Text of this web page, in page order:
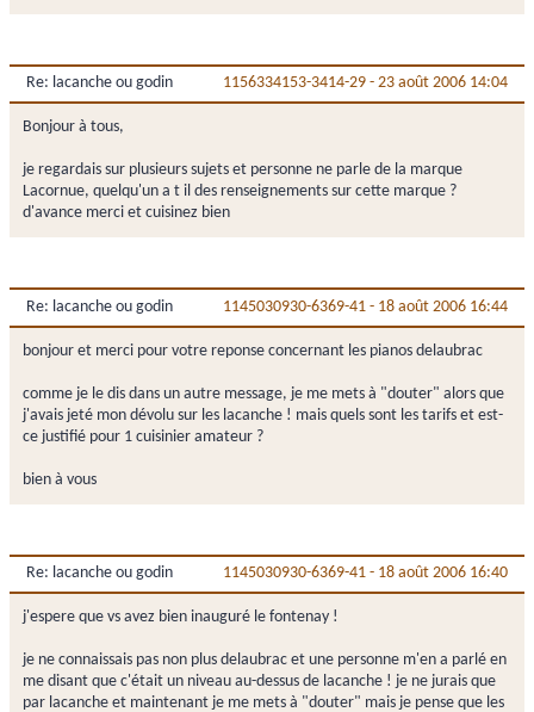
Re: lacanche ou godin 1156334153-3414-29 - 23 août 2006 14:04
Bonjour à tous,
je regardais sur plusieurs sujets et personne ne parle de la marque
Lacornue, quelqu'un a t il des renseignements sur cette marque ?
d'avance merci et cuisinez bien
Re: lacanche ou godin 1145030930-6369-41 - 18 août 2006 16:44
bonjour et merci pour votre reponse concernant les pianos delaubrac
comme je le dis dans un autre message, je me mets à "douter" alors que
j'avais jeté mon dévolu sur les lacanche ! mais quels sont les tarifs et est-
ce justifié pour 1 cuisinier amateur ?
bien à vous
Re: lacanche ou godin 1145030930-6369-41 - 18 août 2006 16:40
j'espere que vs avez bien inauguré le fontenay !
je ne connaissais pas non plus delaubrac et une personne m'en a parlé en
me disant que c'était un niveau au-dessus de lacanche ! je ne jurais que
par lacanche et maintenant je me mets à "douter" mais je pense que les